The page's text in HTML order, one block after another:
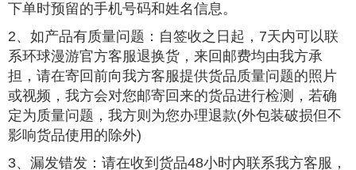
下单时预留的手机号码和姓名信息。
2、如产品有质量问题：自签收之日起，7天内可以联
系环球漫游官方客服退换货，来回邮费均由我方承
担，请在寄回前向我方客服提供货品质量问题的照片
或视频，我方会对您邮寄回来的货品进行检测，若确
定为质量问题，我方则为您办理退款(外包装破损但不
影响货品使用的除外)
3、漏发错发：请在收到货品48小时内联系我方客服，